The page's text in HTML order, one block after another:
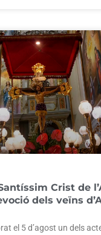
Crist de
dels veïns
el 5 d’agost un dels